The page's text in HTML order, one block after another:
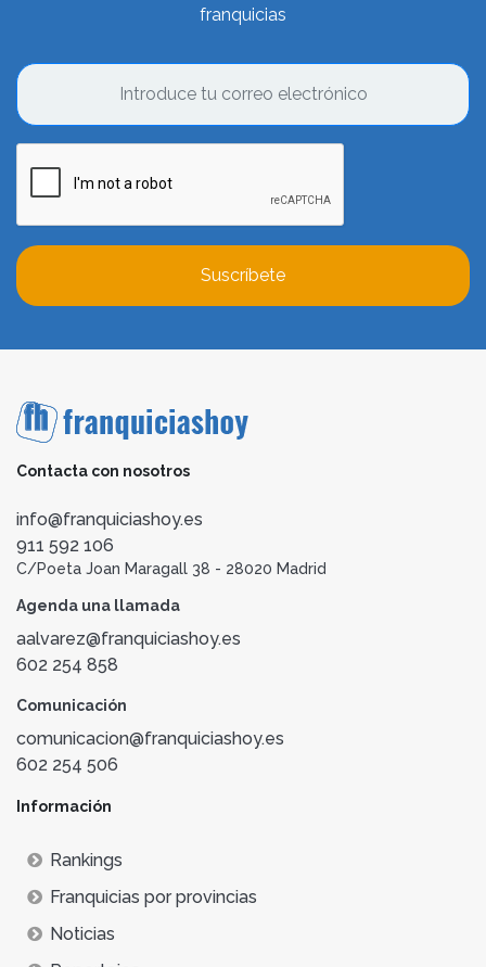
franquicias
Suscríbete
Contacta con nosotros
info@franquiciashoy.es
911 592 106
C/Poeta Joan Maragall 38 - 28020 Madrid
Agenda una llamada
aalvarez@franquiciashoy.es
602 254 858
Comunicación
comunicacion@franquiciashoy.es
602 254 506
Información
Rankings
Franquicias por provincias
Noticias